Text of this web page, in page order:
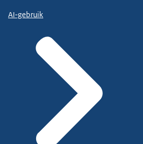
AI-gebruik